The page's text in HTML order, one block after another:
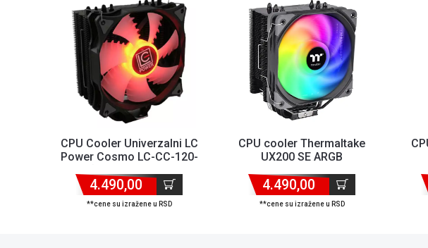
CPU Cooler Univerzalni LC
Power Cosmo LC-CC-120-
4.490,00
**cene su izražene u RSD
CPU cooler Thermaltake
UX200 SE ARGB
170W
4.490,00
**cene su izražene u RSD